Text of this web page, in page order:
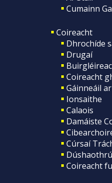
Cumainn
Coireacht
Dhrochíde
Drugaí
Coireacht
Gáinneáil
Ionsaithe
Calaois
Damáiste
Cúrsaí
Coireacht